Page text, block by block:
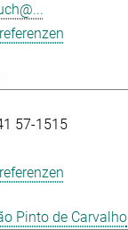
57-1515
Pinto de Carvalho